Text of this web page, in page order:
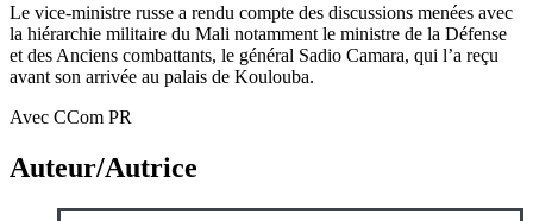
Le vice-ministre russe a rendu compte des discussions menées avec
la hiérarchie militaire du Mali notamment le ministre de la Défense
et des Anciens combattants, le général Sadio Camara, qui l’a reçu
avant son arrivée au palais de Koulouba.
Avec CCom PR
Auteur/Autrice